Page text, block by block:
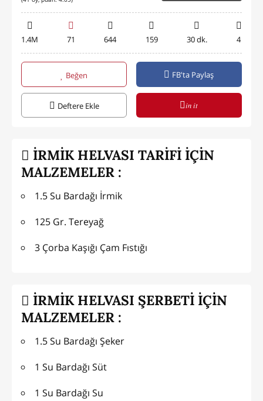
1.4M 71 644 159 30 dk. 4
Beğen FB'ta Paylaş
Deftere Ekle in it
İRMİK HELVASI TARİFİ İÇİN
MALZEMELER :
1.5 Su Bardağı İrmik
125 Gr. Tereyağ
3 Çorba Kaşığı Çam Fıstığı
İRMİK HELVASI ŞERBETİ İÇİN
MALZEMELER :
1.5 Su Bardağı Şeker
1 Su Bardağı Süt
1 Su Bardağı Su